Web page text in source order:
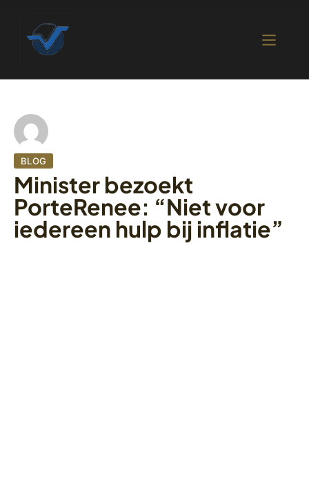
BLOG
Minister bezoekt
PorteRenee: “Niet voor
iedereen hulp bij inflatie”